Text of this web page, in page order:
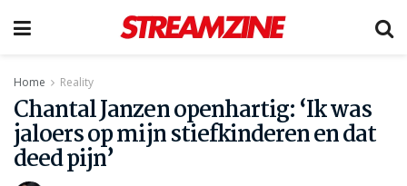
Home Reality
Chantal Janzen openhartig: ‘Ik was
jaloers op mijn stiefkinderen en dat
deed pijn’